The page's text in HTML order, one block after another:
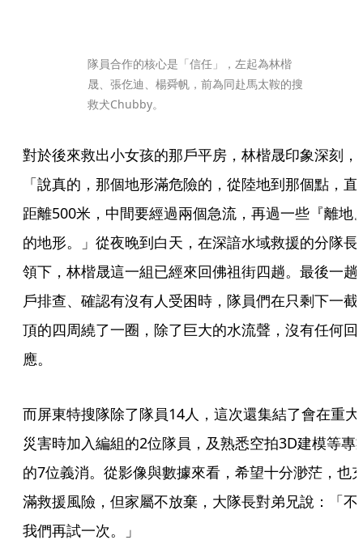
隊員合作的核心是「信任」，左起為林楷
晟、張仡迪、楊舜帆，前為同赴馬太鞍的搜
救犬Chubby。
對於後來救出小女孩的那戶平房，林楷晟印象深刻，
「說真的，那個地形滿危險的，從陸地到那個點，直
距離500米，中間要經過兩個急流，再過一些『離地
的地形。」從夜晚到白天，在深諳水域救援的分隊長
領下，林楷晟這一組已經來回佛祖街四趟。最後一趟
戶排查、確認有沒有人受困時，隊員們在只剩下一截
頂的四周繞了一圈，除了巨大的水流聲，沒有任何回
應。
而屏東特搜隊除了隊員14人，這次還集結了會在重大
災害時加入編組的2位隊員，及熟悉空拍3D建模等專
的7位義消。從影像與數據來看，希望十分渺茫，也
滿救援風險，但家屬不放棄，大隊長對弟兄說：「不
我們再試一次。」